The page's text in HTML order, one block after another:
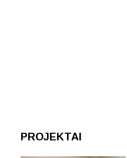
PROJEKTAI